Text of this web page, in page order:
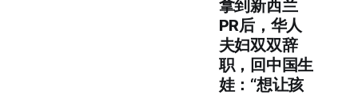
地。 他也曾经在云
南的多个城市骑
行。 Nathan在云
南虎跳峡旁，拍下
纪念照片。 他骑行
兰大学的中文及流
行音乐系，开始了
更多的翻唱和创
作。他好友的妈妈
是教授中文歌曲的
的奶粉依然全身过
敏，这让她很担
忧。 此外，孩子的
零食、其他食物的
安全、各种添加剂
也让她放心不下。
叫郑家兴，出生于
贵州毕节市赫章
县。 2022年，他
做生意失败，感情
受挫，跌入了人生
打特色和情怀。 在
争夺咖啡消费份额
的战斗中，竞争愈
演愈烈。 在新西兰
千千万万的咖啡店
拿到新西兰
PR后，华人
夫妇双双辞
职，回中国生
娃：“想让孩